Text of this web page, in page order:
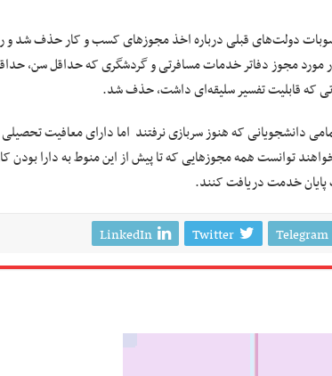
امروز ۱۵ مورد از مصوبات دولت‌های قبلی درباره اخذ مجوزهای کسب و کار حذف شد و
مورد مجوز دفاتر خدمات مسافرتی و گردشگری که حداقل سن،
که قابلیت تفسیر سلیقه‌ای داشت، حذف شد.
دانشجویانی که هنوز سربازی نرفتند اما دارای معافیت تحصیلی
توانست همه مجوزهایی که تا پیش از این منوط به دارا بودن
پایان خدمت دریافت کنند.
Telegram
Twitter
LinkedIn